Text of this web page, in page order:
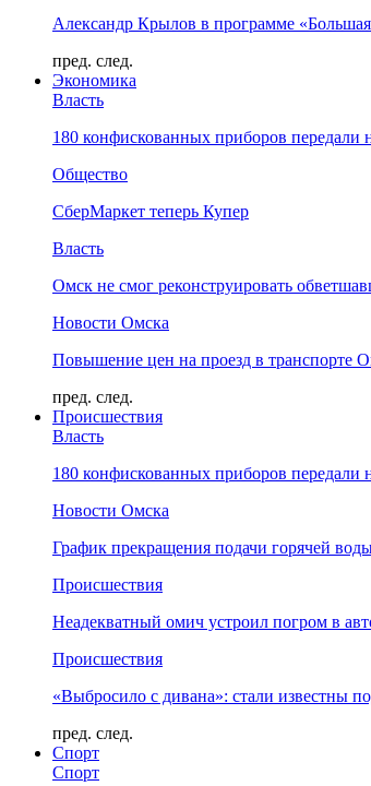
Александр Крылов в программе
пред. след.
Экономика
Власть
180 конфискованных приборов
Общество
СберМаркет теперь Купер
Власть
Омск не смог реконструировать
Новости Омска
Повышение цен на проезд в транспорте
пред. след.
Происшествия
Власть
180 конфискованных приборов
Новости Омска
График прекращения подачи горячей
Происшествия
Неадекватный омич устроил погром в
Происшествия
«Выбросило с дивана»: стали известны
пред. след.
Спорт
Спорт